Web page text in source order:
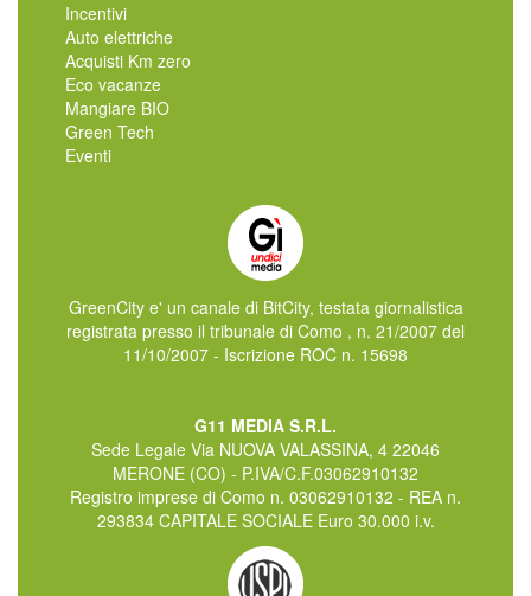
Incentivi
Auto elettriche
Acquisti Km zero
Eco vacanze
Mangiare BIO
Green Tech
Eventi
GreenCity e' un canale di BitCity, testata giornalistica
registrata presso il tribunale di Como , n. 21/2007 del
11/10/2007 - Iscrizione ROC n. 15698
G11 MEDIA S.R.L.
Sede Legale Via NUOVA VALASSINA, 4 22046
MERONE (CO) - P.IVA/C.F.03062910132
Registro imprese di Como n. 03062910132 - REA n.
293834 CAPITALE SOCIALE Euro 30.000 i.v.